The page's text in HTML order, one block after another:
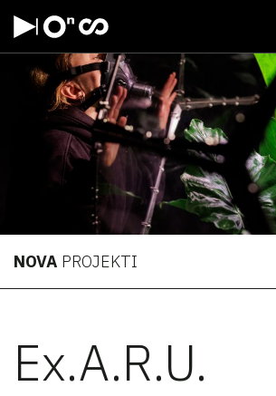
NOVA PROJEKTI
Ex.A.R.U.